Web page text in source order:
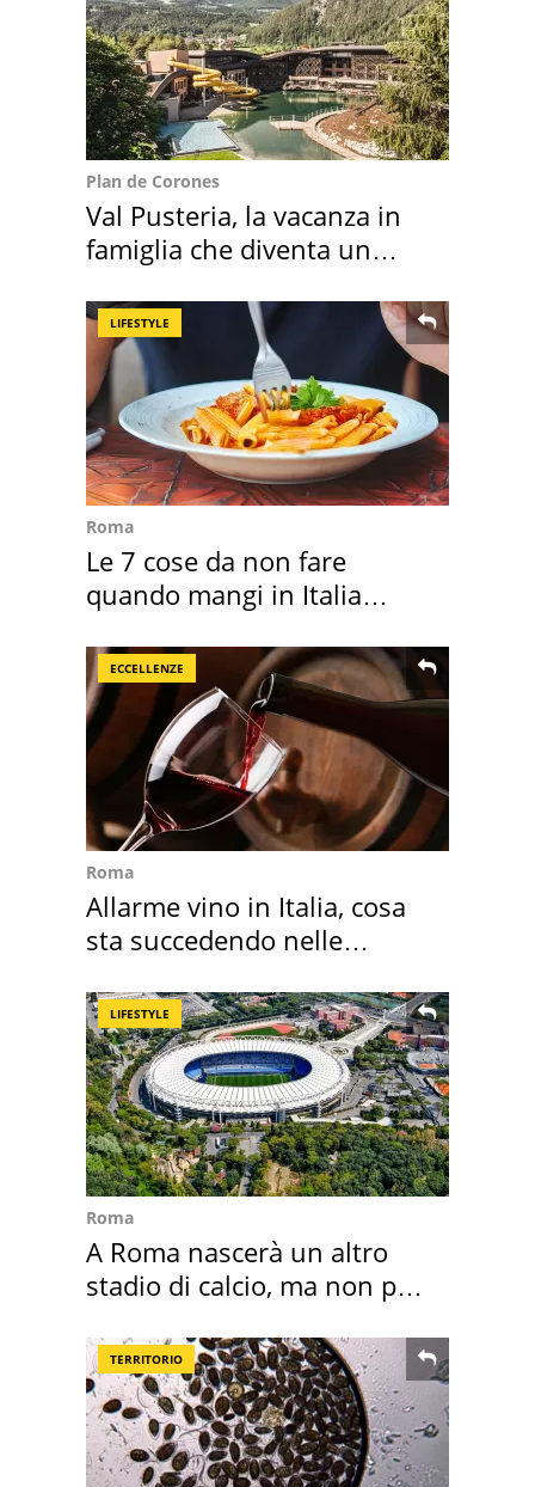
Plan de Corones
Val Pusteria, la vacanza in
famiglia che diventa un
LIFESTYLE
Roma
Le 7 cose da non fare
quando mangi in Italia
ECCELLENZE
Roma
Allarme vino in Italia, cosa
sta succedendo nelle
LIFESTYLE
Roma
A Roma nascerà un altro
stadio di calcio, ma non per
TERRITORIO